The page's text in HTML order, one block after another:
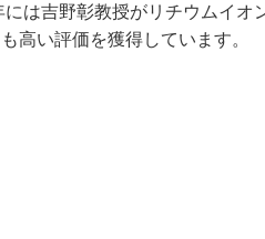
は吉野彰教授がリチウムイオ
高い評価を獲得しています。